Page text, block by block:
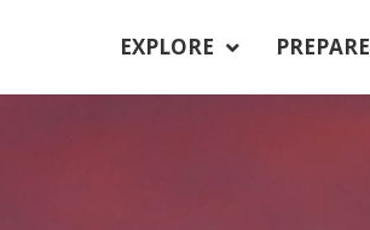
EXPLORE PREPARE